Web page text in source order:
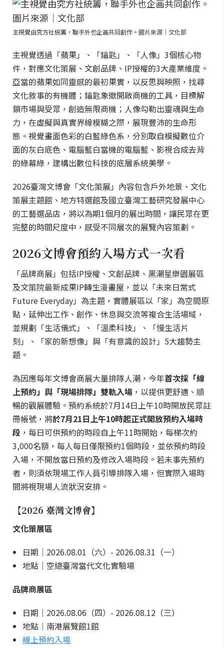
主視覺由究方社統籌，聯手外也企画共同創作。圖片來源｜文化部
主視覺透過「蘋果」、「鑰匙」、「人像」3個核心物
件，對應文化策展、文創品牌、IP授權的3大產業維度。
亞當的蘋果如同靈感的最初果實，以反思與映照，找尋
文化敘事的有機體；鑰匙象徵開啟商機的工具，目標解
鎖市場與受眾，創造無限商機；人像勾勒出靈魂與生命
力，在虛擬與真實界線模糊之際，展現豐沛的生命形
態。視覺畫面色彩的白藍綠色系，分別取自模擬數位介
面的灰白底色、電腦藍白當機的電腦藍、影視合成去背
的綠幕綠，建構出數位科技的底層系統美學。
2026臺灣文博會「文化策展」內容包含戶外地景、文化
策展主題館、地方特選館及國立臺灣工藝研究發展中心
的工藝選品店，將以為期1個月的展出時間，讓民眾在更
完整的時間尺度中，感受不同層次的展覽內容策劃。
2026文博會預約入場方式一次看
「品牌商展」包括IP授權、文創品牌、黑潮星樂園展區
及文策院最新成果IP轉生漫畫屋，並以「未來日常式
Future Everyday」為主題，實體展區以「家」為空間原
點，延伸出工作、創作、休息與交流等複合生活場域，
並規劃「生活儀式」、「溫柔科技」、「慢生活片
刻」、「家的新想像」與「有意識的設計」5大趨勢主
題。
為因應每年文博會商展大量排隊人潮，今年首次採「線
上預約」與「現場排隊」雙軌入場 ，以提供更舒適、順
暢的觀展體驗。預約系統於7月14日上午10時開放民眾註
冊帳號，將於7月21日上午10時起正式開放預約入場時
段 ，每日可供預約的時段自上午11時開始，每梯次約
3,000名額，每人每日僅限預約1個時段，並依預約時段
入場，不開放當日預約及修改入場時段。若未事先預約
者，則須依現場工作人員引導排隊入場，但實際入場時
間將視現場人流狀況安排。
【2026 臺灣文博會】
文化策展區
日期｜2026.08.01（六）- 2026.08.31（一）
地點｜空總臺灣當代文化實驗場
品牌商展區
日期｜2026.08.06（四）- 2026.08.12（三）
地點｜南港展覽館1館
線上預約入場